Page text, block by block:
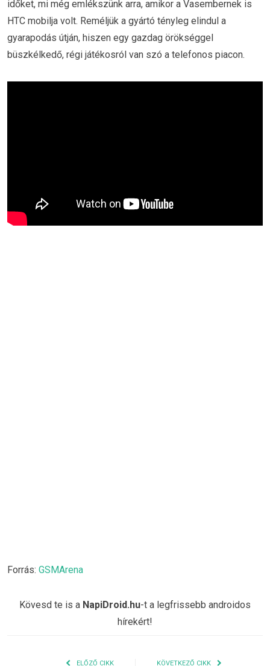
időket, mi még emlékszünk arra, amikor a Vasembernek is
HTC mobilja volt. Reméljük a gyártó tényleg elindul a
gyarapodás útján, hiszen egy gazdag örökséggel
büszkélkedő, régi játékosról van szó a telefonos piacon.
Forrás: GSMArena
Kövesd te is a NapiDroid.hu-t a legfrissebb androidos
hírekért!
ELŐZŐ CIKK KÖVETKEZŐ CIKK